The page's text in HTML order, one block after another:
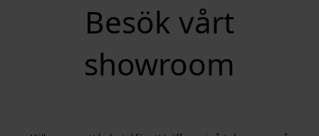
Besök vårt
showroom